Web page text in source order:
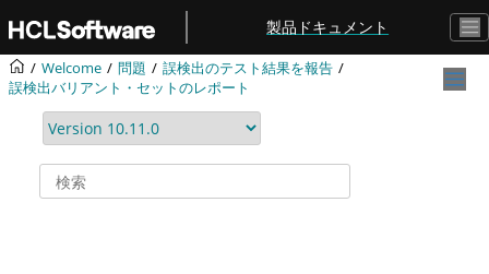
メインコンテンツにジャンプ
製品ドキュメント
Welcome 問題
誤検出のテスト結果を報告
誤検出バリアント・セットのレポート